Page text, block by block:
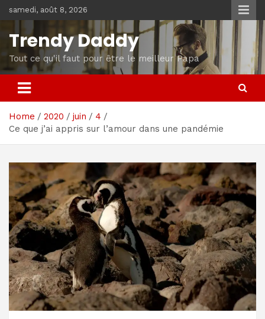
to
content
samedi, août 8, 2026
Trendy Daddy
Tout ce qu'il faut pour être le meilleur Papa
Home 2020 juin
4
Ce que j’ai appris sur l’amour dans une pandémie